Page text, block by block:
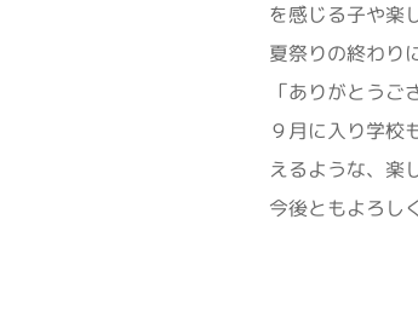
を感じる子や楽
夏祭りの終わり
「ありがとう
９月に入り学校
えるような、楽
今後ともよろし